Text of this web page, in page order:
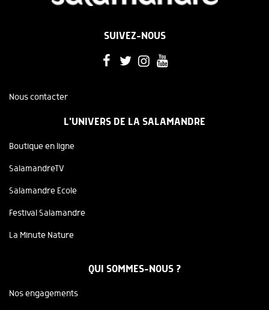
SUIVEZ-NOUS
Nous contacter
L'UNIVERS DE LA SALAMANDRE
Boutique en ligne
SalamandreTV
Salamandre Ecole
Festival Salamandre
La Minute Nature
QUI SOMMES-NOUS ?
Nos engagements